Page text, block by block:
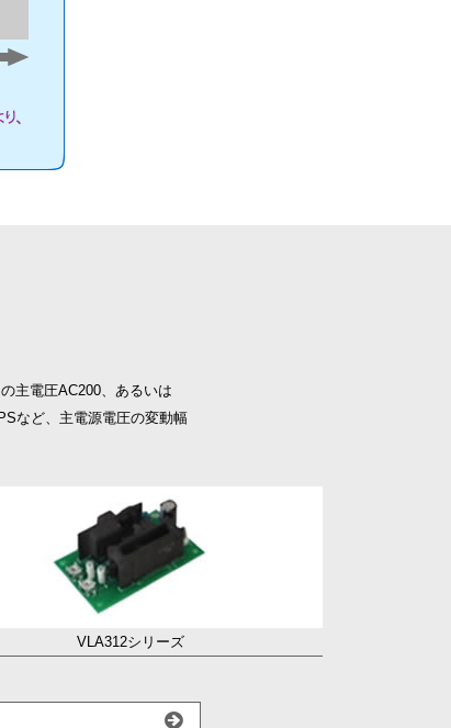
主電圧AC200、あるいは
など、主電源電圧の変動幅
VLA312シリーズ